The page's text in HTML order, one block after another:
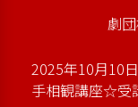
劇
2025年10月10日
手相観講座☆受